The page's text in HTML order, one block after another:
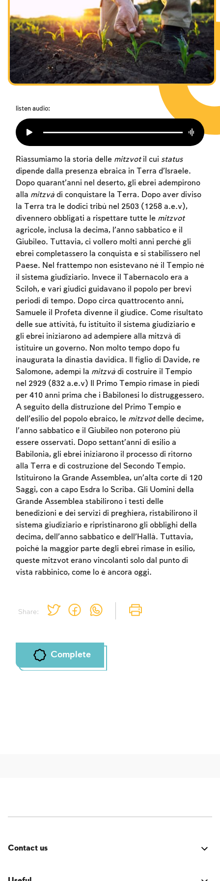
I digiuni commemorativi della distruzione del Tempio
Hanukkah
Purìm
listen audio:
Share:
Riassumiamo la storia delle mitzvot il cui status
dipende dalla presenza ebraica in Terra d’Israele.
Dopo quarant’anni nel deserto, gli ebrei adempirono
alla mitzvà di conquistare la Terra. Dopo aver diviso
la Terra tra le dodici tribù nel 2503 (1258 a.e.v),
divennero obbligati a rispettare tutte le mitzvot
agricole, inclusa la decima, l’anno sabbatico e il
Giubileo. Tuttavia, ci vollero molti anni perché gli
ebrei completassero la conquista e si stabilissero nel
Paese. Nel frattempo non esistevano né il Tempio né
il sistema giudiziario. Invece il Tabernacolo era a
Sciloh, e vari giudici guidavano il popolo per brevi
periodi di tempo. Dopo circa quattrocento anni,
Samuele il Profeta divenne il giudice. Come risultato
delle sue attività, fu istituito il sistema giudiziario e
gli ebrei iniziarono ad adempiere alla mitzvà di
istituire un governo. Non molto tempo dopo fu
inaugurata la dinastia davidica. Il figlio di Davide, re
Salomone, adempì la mitzvà di costruire il Tempio
nel 2929 (832 a.e.v) Il Primo Tempio rimase in piedi
per 410 anni prima che i Babilonesi lo distruggessero.
A seguito della distruzione del Primo Tempio e
dell’esilio del popolo ebraico, le mitzvotdelle decime,
l’anno sabbatico e il Giubileo non poterono più
essere osservati. Dopo settant’anni di esilio a
Babilonia, gli ebrei iniziarono il processo di ritorno
alla Terra e di costruzione del Secondo Tempio.
Istituirono la Grande Assemblea, un’alta corte di 120
Saggi, con a capo Esdra lo Scriba. Gli Uomini della
Grande Assemblea stabilirono i testi delle
benedizioni e dei servizi di preghiera, ristabilirono il
sistema giudiziario e ripristinarono gli obblighi della
decima, dell’anno sabbatico e dell’Hallà. Tuttavia,
poiché la maggior parte degli ebrei rimase in esilio,
queste mitzvot erano vincolanti solo dal punto di
vista rabbinico, come lo è ancora oggi.
Complete
Account required
To mark concepts as learned, you'll need
to create an account or log in.
Sign up Login
Contact us